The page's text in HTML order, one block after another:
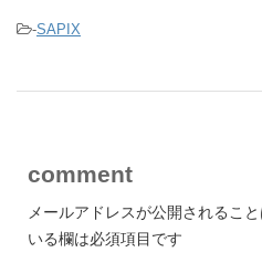
-SAPIX
comment
メールアドレスが公開されること
いる欄は必須項目です